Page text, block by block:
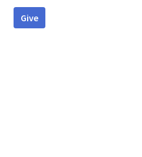
Give